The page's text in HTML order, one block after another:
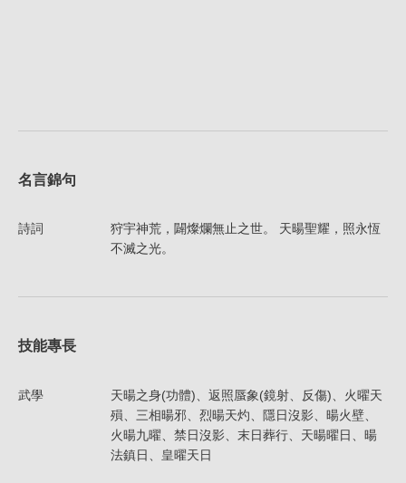
名言錦句
詩詞
狩宇神荒，闢燦爛無止之世。 天暘聖耀，照永恆
不滅之光。
技能專長
武學
天暘之身(功體)、返照蜃象(鏡射、反傷)、火曜天
殞、三相暘邪、烈暘天灼、隱日沒影、暘火壁、
火暘九曜、禁日沒影、末日葬行、天暘曜日、暘
法鎮日、皇曜天日